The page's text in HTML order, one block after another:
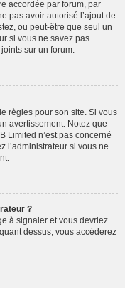
accordée par forum, par
pas avoir autorisé l’ajout de
ou peut-être que seul un
si vous ne savez pas
sur un forum.
règles pour son site. Si vous
avertissement. Notez que
Limited n’est pas concerné
l’administrateur si vous ne
?
à signaler et vous devriez
dessus, vous accéderez